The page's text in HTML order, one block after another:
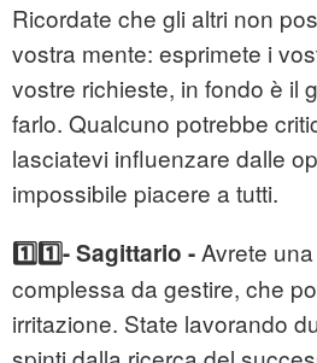
Ricordate che gli altri non
vostra mente: esprimete i
vostre richieste, in fondo è il
farlo. Qualcuno potrebbe
lasciatevi influenzare dalle
impossibile piacere a tutti.
1️⃣1️⃣- Sagittario -Avrete
complessa da gestire, che
irritazione. State lavorando